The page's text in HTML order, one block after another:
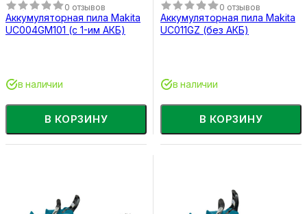
0 отзывов
Аккумуляторная пила Makita
UC004GM101 (с 1-им АКБ)
В КОРЗИНУ
в наличии
0 отзывов
Аккумуляторная пила Makita
UC011GZ (без АКБ)
В КОРЗИНУ
в наличии